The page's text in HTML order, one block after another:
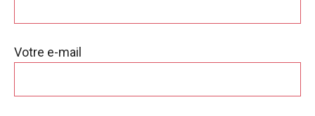
Votre e-mail